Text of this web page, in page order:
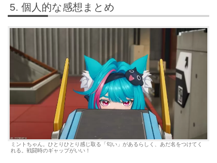
個人的な感想まとめ
ミントちゃん。ひとりひとり感じ取る「匂い」があるらしく、あだ名をつけてく
れる。戦闘時のギャップがいい！